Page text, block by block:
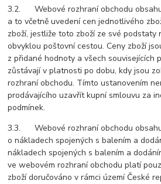
3.2. Webové rozhraní obchodu
a to včetně uvedení cen jednotlivého
zboží, jestliže toto zboží ze své podstaty
obvyklou poštovní cestou. Ceny zboží
z přidané hodnoty a všech souvisejících
zůstávají v platnosti po dobu, kdy jsou
rozhraní obchodu. Tímto ustanovením
prodávajícího uzavřít kupní smlouvu za
podmínek.
3.3. Webové rozhraní obchodu
o nákladech spojených s balením a
nákladech spojených s balením a
ve webovém rozhraní obchodu platí
zboží doručováno v rámci území České